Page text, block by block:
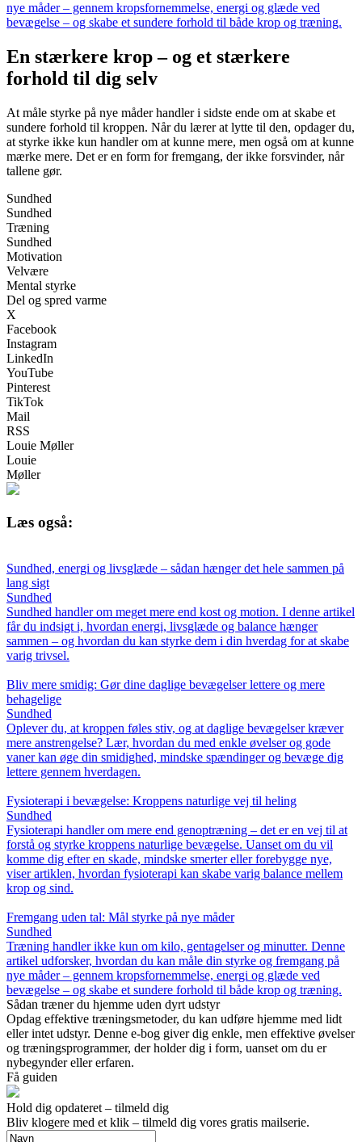
nye måder – gennem kropsfornemmelse, energi og glæde ved
bevægelse – og skabe et sundere forhold til både krop og træning.
En stærkere krop – og et stærkere
forhold til dig selv
At måle styrke på nye måder handler i sidste ende om at skabe et
sundere forhold til kroppen. Når du lærer at lytte til den, opdager du,
at styrke ikke kun handler om at kunne mere, men også om at kunne
mærke mere. Det er en form for fremgang, der ikke forsvinder, når
tallene gør.
Sundhed
Sundhed
Træning
Sundhed
Motivation
Velvære
Mental styrke
Del og spred varme
X
Facebook
Instagram
LinkedIn
YouTube
Pinterest
TikTok
Mail
RSS
Louie Møller
Louie
Møller
Læs også:
Sundhed, energi og livsglæde – sådan hænger det hele sammen på
lang sigt
Sundhed
Sundhed handler om meget mere end kost og motion. I denne artikel
får du indsigt i, hvordan energi, livsglæde og balance hænger
sammen – og hvordan du kan styrke dem i din hverdag for at skabe
varig trivsel.
Bliv mere smidig: Gør dine daglige bevægelser lettere og mere
behagelige
Sundhed
Oplever du, at kroppen føles stiv, og at daglige bevægelser kræver
mere anstrengelse? Lær, hvordan du med enkle øvelser og gode
vaner kan øge din smidighed, mindske spændinger og bevæge dig
lettere gennem hverdagen.
Fysioterapi i bevægelse: Kroppens naturlige vej til heling
Sundhed
Fysioterapi handler om mere end genoptræning – det er en vej til at
forstå og styrke kroppens naturlige bevægelse. Uanset om du vil
komme dig efter en skade, mindske smerter eller forebygge nye,
viser artiklen, hvordan fysioterapi kan skabe varig balance mellem
krop og sind.
Fremgang uden tal: Mål styrke på nye måder
Sundhed
Træning handler ikke kun om kilo, gentagelser og minutter. Denne
artikel udforsker, hvordan du kan måle din styrke og fremgang på
nye måder – gennem kropsfornemmelse, energi og glæde ved
bevægelse – og skabe et sundere forhold til både krop og træning.
Sådan træner du hjemme uden dyrt udstyr
Opdag effektive træningsmetoder, du kan udføre hjemme med lidt
eller intet udstyr. Denne e-bog giver dig enkle, men effektive øvelser
og træningsprogrammer, der holder dig i form, uanset om du er
nybegynder eller erfaren.
Få guiden
Hold dig opdateret – tilmeld dig
Bliv klogere med et klik – tilmeld dig vores gratis mailserie.